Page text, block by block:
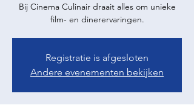
Bij Cinema Culinair draait alles om unieke
Registratie is afgesloten
Andere evenementen bekijken